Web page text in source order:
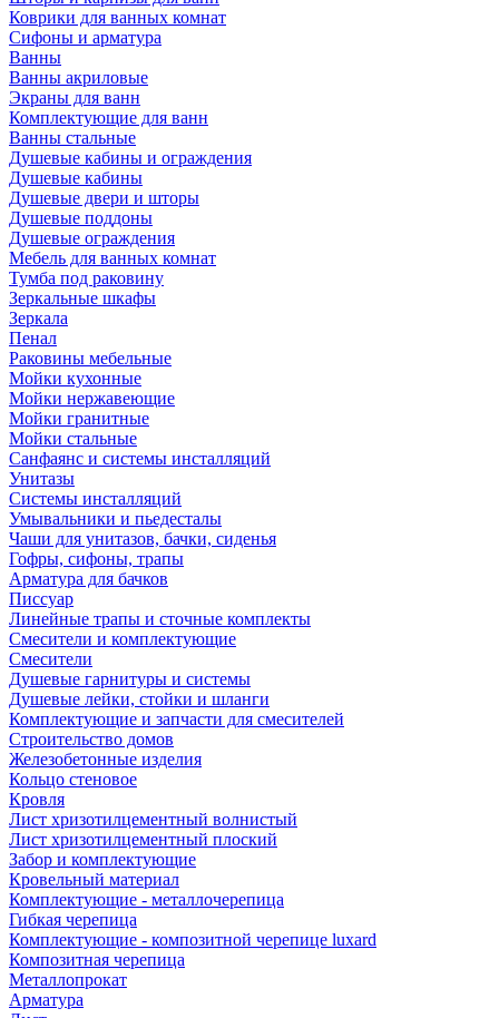
Коврики для ванных комнат
Сифоны и арматура
Ванны
Ванны акриловые
Экраны для ванн
Комплектующие для ванн
Ванны стальные
Душевые кабины и ограждения
Душевые кабины
Душевые двери и шторы
Душевые поддоны
Душевые ограждения
Мебель для ванных комнат
Тумба под раковину
Зеркальные шкафы
Зеркала
Пенал
Раковины мебельные
Мойки кухонные
Мойки нержавеющие
Мойки гранитные
Мойки стальные
Санфаянс и системы инсталляций
Унитазы
Системы инсталляций
Умывальники и пьедесталы
Чаши для унитазов, бачки, сиденья
Гофры, сифоны, трапы
Арматура для бачков
Писсуар
Линейные трапы и сточные комплекты
Смесители и комплектующие
Смесители
Душевые гарнитуры и системы
Душевые лейки, стойки и шланги
Комплектующие и запчасти для смесителей
Строительство домов
Железобетонные изделия
Кольцо стеновое
Кровля
Лист хризотилцементный волнистый
Лист хризотилцементный плоский
Забор и комплектующие
Кровельный материал
Комплектующие - металлочерепица
Гибкая черепица
Комплектующие - композитной черепице luxard
Композитная черепица
Металлопрокат
Арматура